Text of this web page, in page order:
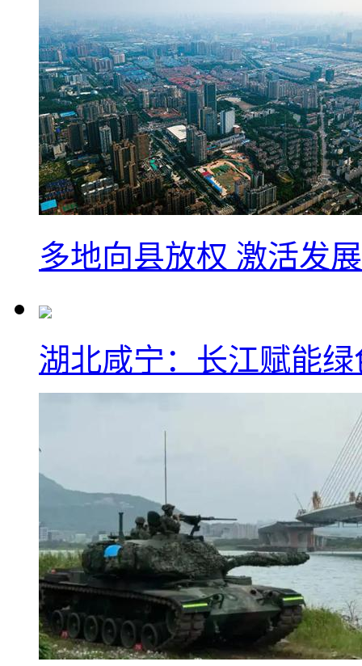
多地向县放权 激活发
湖北咸宁：长江赋能